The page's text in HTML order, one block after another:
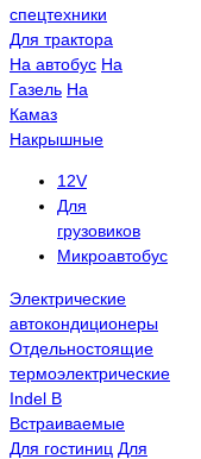
спецтехники
Для трактора
На автобус На
Газель На
Камаз
Накрышные
12V
Для
грузовиков
Микроавтобус
Электрические
автокондиционеры
Отдельностоящие
термоэлектрические
Indel B
Встраиваемые
Для гостиниц Для